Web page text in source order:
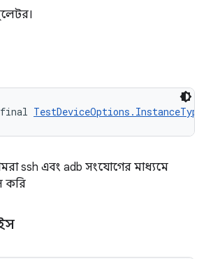
TestDeviceOptions.InstanceType
ssh এবং adb সংযোগের মাধ্যমে
করি